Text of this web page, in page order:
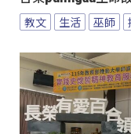
教文 生活 巫師